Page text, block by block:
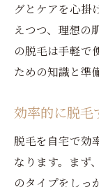
グとケアを心掛
えつつ、理想の
の脱毛は手軽で
ための知識と準
効率的に脱毛
脱毛を自宅で効
なります。まず
のタイプをしっ